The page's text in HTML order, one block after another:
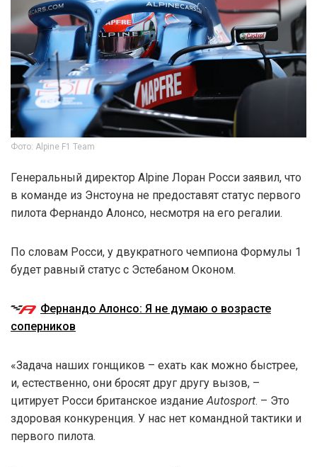
Фото: Alpine F1 Team
Генеральный директор Alpine Лоран Росси заявил, что
в команде из Энстоуна не предоставят статус первого
пилота Фернандо Алонсо, несмотря на его регалии.
По словам Росси, у двукратного чемпиона Формулы 1
будет равный статус с Эстебаном Оконом.
Фернандо Алонсо: Я не думаю о возрасте
соперников
«Задача наших гонщиков – ехать как можно быстрее,
и, естественно, они бросят друг другу вызов, –
цитирует Росси британское издание Autosport. – Это
здоровая конкуренция. У нас нет командной тактики и
первого пилота.